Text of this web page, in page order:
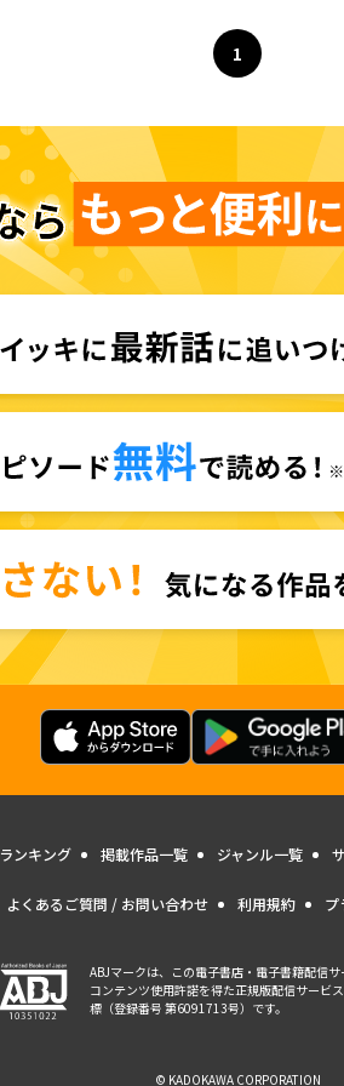
ページ
1
へ
ランキング 掲載作品一覧 ジャンル一覧
よくあるご質問 / お問い合わせ 利用規約 プ
ABJマークは、この電子書店・電子書籍配信
コンテンツ使用許諾を得た正規版配信サービ
標（登録番号 第6091713号）です。
© KADOKAWA CORPORATION